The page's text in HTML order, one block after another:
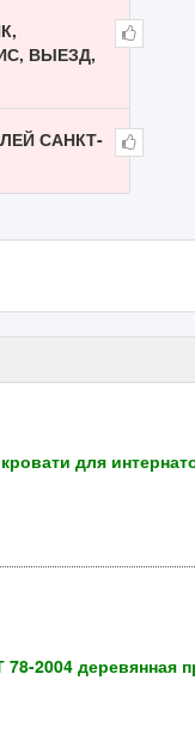
ВЫЕЗД,
САНКТ-
для
2004 деревянная